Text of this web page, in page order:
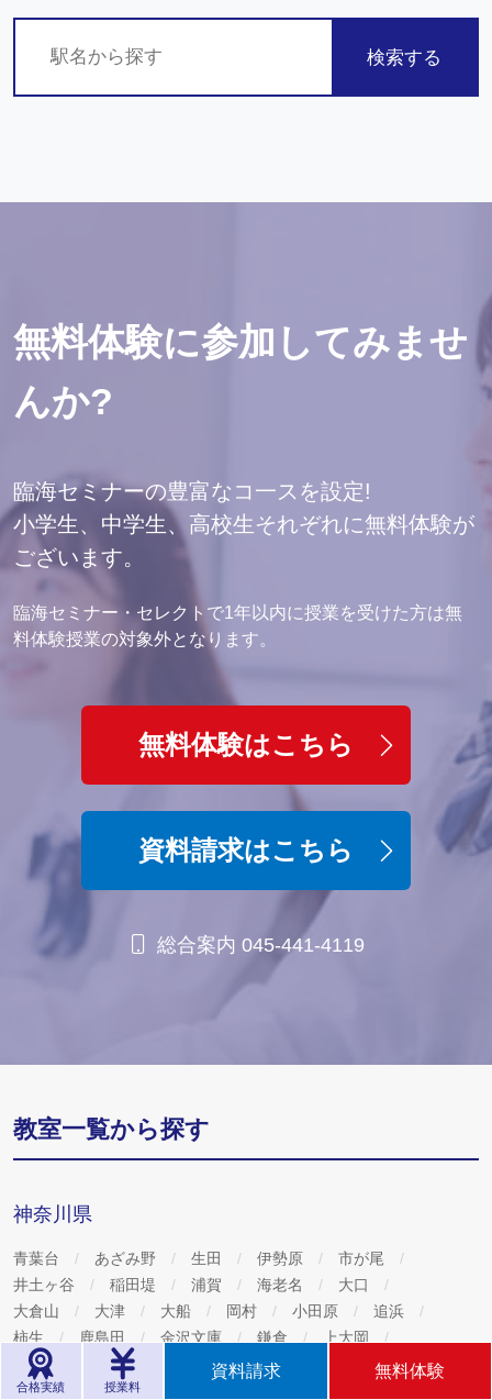
検索する
無料体験に参加してみませ
んか?
臨海セミナーの豊富なコ一スを設定!
小学生、中学生、高校生それぞれに無料体験が
ございます。
臨海セミナー・セレクトで1年以内に授業を受けた方は無
料体験授業の対象外となります。
無料体験はこちら
資料請求はこちら
総合案内 045-441-4119
教室一覧から探す
神奈川県
青葉台 あざみ野 生田 伊勢原
市が尾
井土ヶ谷
稲田堤 浦賀 海老名
大口
大倉山
大津 大船 岡村 小田原
追浜
柿生
鹿島田 金沢文庫 鎌倉
上大岡
上中里
上永谷 上矢部
鴨宮
川上
川崎
合格実績 授業料
資料請求 無料体験